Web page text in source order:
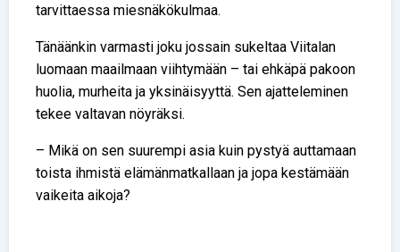
tarvittaessa miesnäkökulmaa.
Tänäänkin varmasti joku jossain sukeltaa Viitalan
luomaan maailmaan viihtymään – tai ehkäpä pakoon
huolia, murheita ja yksinäisyyttä. Sen ajatteleminen
tekee valtavan nöyräksi.
– Mikä on sen suurempi asia kuin pystyä auttamaan
toista ihmistä elämänmatkallaan ja jopa kestämään
vaikeita aikoja?